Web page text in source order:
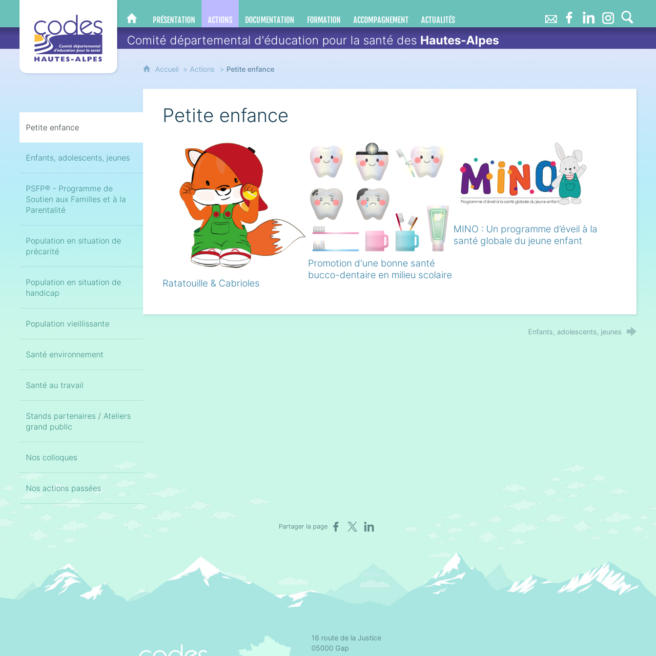
Comité départemental d'éducation pour la santé des Hautes-Alpes
CODES 05
PRÉSENTATION ACTIONS DOCUMENTATION FORMATION ACCOMPAGNEMENT ACTUALITÉS
Petite enfance
Enfants, adolescents, jeunes
PSFP® - Programme de
Soutien aux Familles et à la
Parentalité
Population en situation de
précarité
Population en situation de
handicap
Population vieillissante
Santé environnement
Santé au travail
Stands partenaires / Ateliers
grand public
Nos colloques
Nos actions passées
Accueil Actions Petite enfance
Petite enfance
Ratatouille & Cabrioles
Promotion d'une bonne santé
bucco-dentaire en milieu scolaire
MINO : Un programme d’éveil à la
santé globale du jeune enfant
Enfants, adolescents, jeunes
Partager la page Partager sur Facebook
Partager sur X
Partager sur LinkedIn
CoDES 05 - Comité départemental d'éducation pour la santé des Hautes-Alpes
16 route de la Justice
05000 Gap